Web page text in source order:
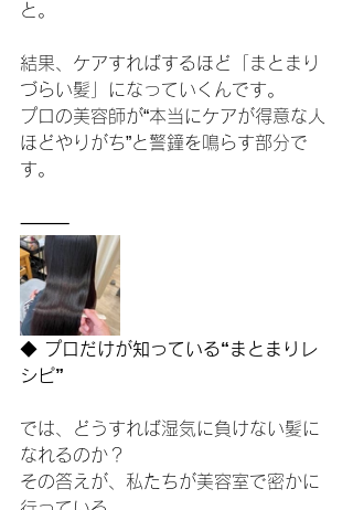
と。
結果、ケアすればするほど「まとまり
づらい髪」になっていくんです。
プロの美容師が“本当にケアが得意な人
ほどやりがち”と警鐘を鳴らす部分で
す。
⸻
◆ プロだけが知っている“まとまりレ
シピ”
では、どうすれば湿気に負けない髪に
なれるのか？
その答えが、私たちが美容室で密かに